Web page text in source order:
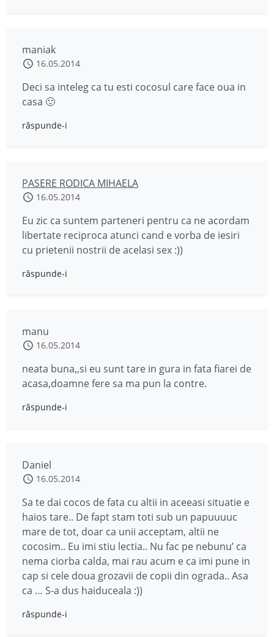
maniak
16.05.2014
Deci sa inteleg ca tu esti cocosul care face oua in
casa 🙂
răspunde-i
PASERE RODICA MIHAELA
16.05.2014
Eu zic ca suntem parteneri pentru ca ne acordam
libertate reciproca atunci cand e vorba de iesiri
cu prietenii nostrii de acelasi sex :))
răspunde-i
manu
16.05.2014
neata buna,,si eu sunt tare in gura in fata fiarei de
acasa,doamne fere sa ma pun la contre.
răspunde-i
Daniel
16.05.2014
Sa te dai cocos de fata cu altii in aceeasi situatie e
haios tare.. De fapt stam toti sub un papuuuuc
mare de tot, doar ca unii acceptam, altii ne
cocosim.. Eu imi stiu lectia.. Nu fac pe nebunu’ ca
nema ciorba calda, mai rau acum e ca imi pune in
cap si cele doua grozavii de copii din ograda.. Asa
ca … S-a dus haiduceala :))
răspunde-i